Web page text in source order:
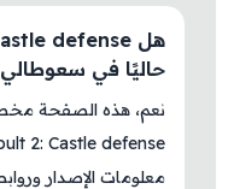
حاليًا في
معلومات الإصدار